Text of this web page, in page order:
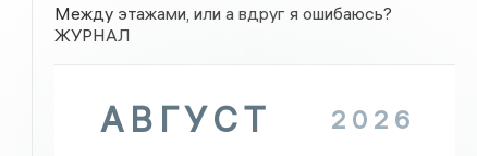
Между этажами, или а вдруг я ошибаюсь?
ЖУРНАЛ
АВГУСТ 2026